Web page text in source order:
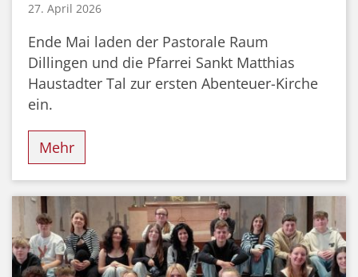
27. April 2026
Ende Mai laden der Pastorale Raum
Dillingen und die Pfarrei Sankt Matthias
Haustadter Tal zur ersten Abenteuer-Kirche
ein.
Mehr